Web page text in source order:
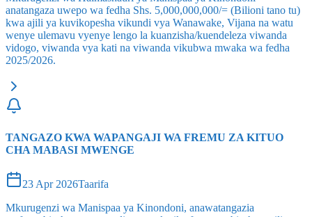
anatangaza uwepo wa fedha Shs. 5,000,000,000/= (Bilioni tano tu)
kwa ajili ya kuvikopesha vikundi vya Wanawake, Vijana na watu
wenye ulemavu vyenye lengo la kuanzisha/kuendeleza viwanda
vidogo, viwanda vya kati na viwanda vikubwa mwaka wa fedha
2025/2026.
TANGAZO KWA WAPANGAJI WA FREMU ZA KITUO
CHA MABASI MWENGE
23 Apr 2026Taarifa
Mkurugenzi wa Manispaa ya Kinondoni, anawatangazia